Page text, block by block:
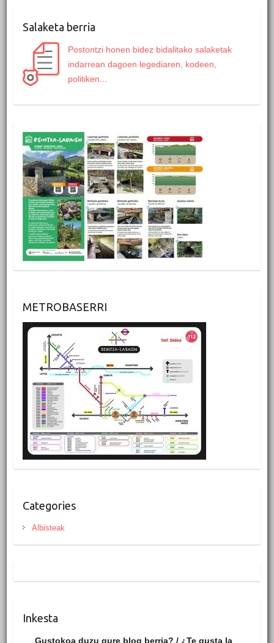
Salaketa berria
Postontzi honen bidez bidalitako salaketak
indarrean dagoen legediaren, kodeen,
politiken...
METROBASERRI
Categories
Albisteak
Inkesta
Gustokoa duzu gure blog berria? / ¿Te gusta la